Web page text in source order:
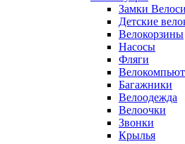
Замки
Детские
Велокорзины
Насосы
Фляги
Багажники
Велоодежда
Велоочки
Звонки
Крылья